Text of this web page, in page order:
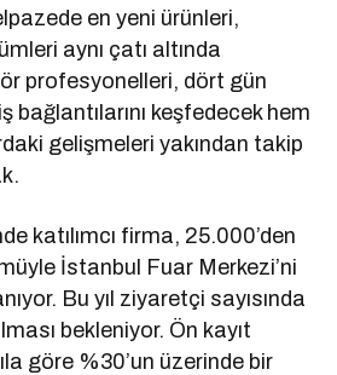
en yeni ürünleri,
aynı çatı altında
profesyonelleri, dört gün
bağlantılarını keşfedecek hem
gelişmeleri yakından takip
katılımcı firma, 25.000’den
İstanbul Fuar Merkezi’ni
Bu yıl ziyaretçi sayısında
bekleniyor. Ön kayıt
göre %30’un üzerinde bir